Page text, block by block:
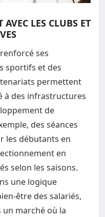
LES CLUBS ET
ses
sportifs et des
permettent
à des infrastructures
de
des séances
les débutants en
en
selon les saisons.
une logique
être des salariés,
marché où la